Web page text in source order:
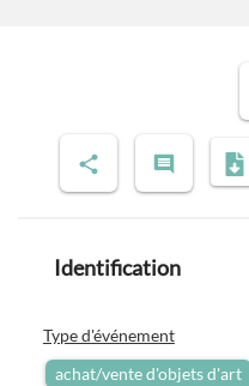
Identification
Type d'événement
achat/vente d'objets d'art